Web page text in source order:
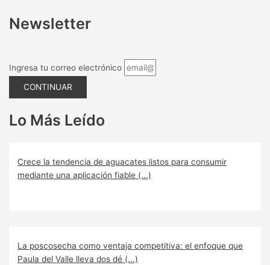
Newsletter
Ingresa tu correo electrónico
CONTINUAR
Lo Más Leído
Crece la tendencia de aguacates listos para consumir
mediante una aplicación fiable (...)
La poscosecha como ventaja competitiva: el enfoque que
Paula del Valle lleva dos dé (...)